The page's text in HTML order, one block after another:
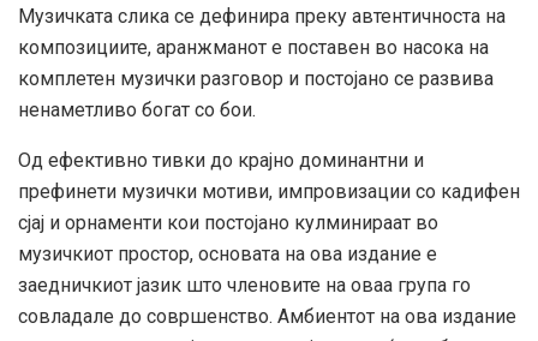
Музичката слика се дефинира преку автентичноста на
композициите, аранжманот е поставен во насока на
комплетен музички разговор и постојано се развива
ненаметливо богат со бои.
Од ефективно тивки до крајно доминантни и
префинети музички мотиви, импровизации со кадифен
сјај и орнаменти кои постојано кулминираат во
музичкиот простор, основата на ова издание е
заедничкиот јазик што членовите на оваа група го
совладале до совршенство. Амбиентот на ова издание